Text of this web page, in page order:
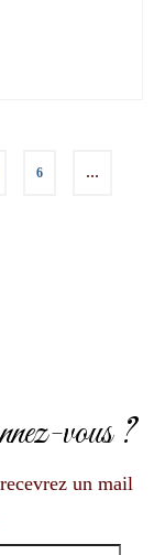
6 …
vous ?
un mail